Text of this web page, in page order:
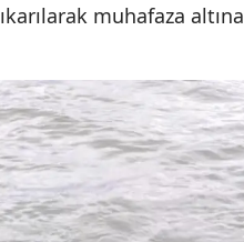
Kocaeli
Kütahya
Malatya
Manisa
muhafaza altına